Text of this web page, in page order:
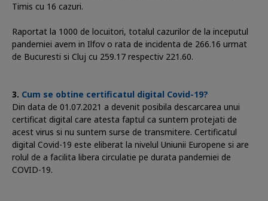
Timis cu 16 cazuri.
Raportat la 1000 de locuitori, totalul cazurilor de la inceputul
pandemiei avem in Ilfov o rata de incidenta de 266.16 urmat
de Bucuresti si Cluj cu 259.17 respectiv 221.60.
Cum se obtine certificatul digital Covid-19?
Din data de 01.07.2021 a devenit posibila descarcarea unui
certificat digital care atesta faptul ca suntem protejati de
acest virus si nu suntem surse de transmitere. Certificatul
digital Covid-19 este eliberat la nivelul Uniunii Europene si are
rolul de a facilita libera circulatie pe durata pandemiei de
COVID-19.